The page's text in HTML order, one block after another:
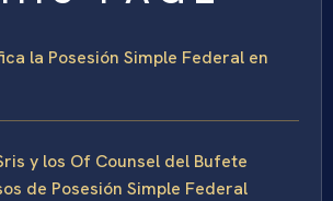
la Posesión Simple Federal en
y los Of Counsel del Bufete
de Posesión Simple Federal